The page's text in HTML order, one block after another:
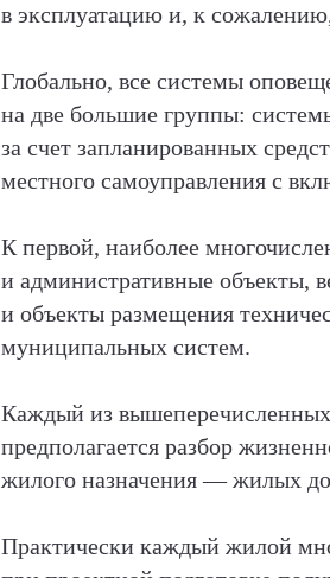
в эксплуатацию и, к
Глобально, все системы
на две большие группы:
за счет запланированных
местного самоуправления с
К первой, наиболее
и административные объекты,
и объекты размещения
муниципальных систем.
Каждый из вышеперечисленных
предполагается разбор
жилого назначения — жилых
Практически каждый жилой